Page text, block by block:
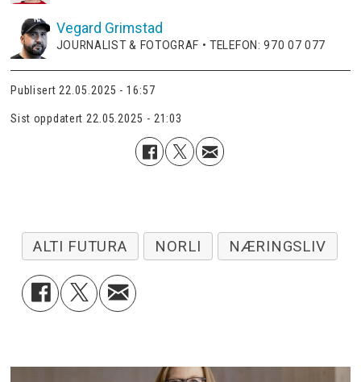
Vegard Grimstad
JOURNALIST & FOTOGRAF • TELEFON: 970 07 077
Publisert 22.05.2025 - 16:57
Sist oppdatert 22.05.2025 - 21:03
ALTI FUTURA NORLI NÆRINGSLIV